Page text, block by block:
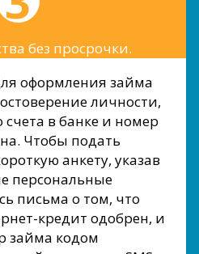
без просрочки.
оформления займа
личности,
в банке и номер
Чтобы подать
анкету, указав
персональные
письма о том, что
кредит одобрен, и
займа кодом